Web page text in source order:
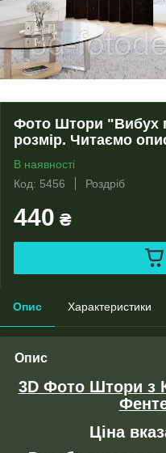
Фото Штори "Вибух
розмір. Читаємо
В наявності
Код: 5456
Роздріб
440 ₴
Опис Характеристики
Опис
3D Фото Штори з
Ціна